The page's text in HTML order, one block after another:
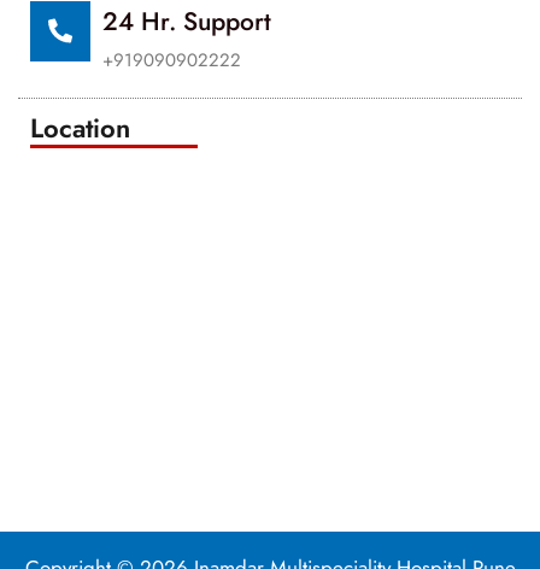
24 Hr. Support
+919090902222
Location